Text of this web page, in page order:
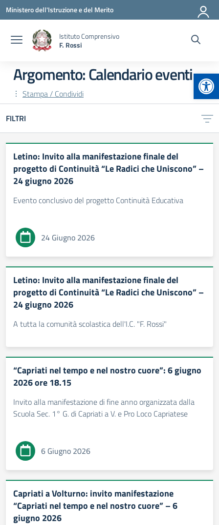
Vai ai contenuti
Vai al menu di navigazione
Vai al footer
Ministero dell'Istruzione e del Merito
Istituto Comprensivo
F. Rossi
Argomento: Calendario eventi
Stampa / Condividi
FILTRI
Letino: Invito alla manifestazione finale del
progetto di Continuità “Le Radici che Uniscono” –
24 giugno 2026
Evento conclusivo del progetto Continuità Educativa
24 Giugno 2026
Letino: Invito alla manifestazione finale del
progetto di Continuità “Le Radici che Uniscono” –
24 giugno 2026
A tutta la comunità scolastica dell'I.C. "F. Rossi"
“Capriati nel tempo e nel nostro cuore”: 6 giugno
2026 ore 18.15
Invito alla manifestazione di fine anno organizzata dalla
Scuola Sec. 1° G. di Capriati a V. e Pro Loco Capriatese
6 Giugno 2026
Capriati a Volturno: invito manifestazione
“Capriati nel tempo e nel nostro cuore” – 6
giugno 2026